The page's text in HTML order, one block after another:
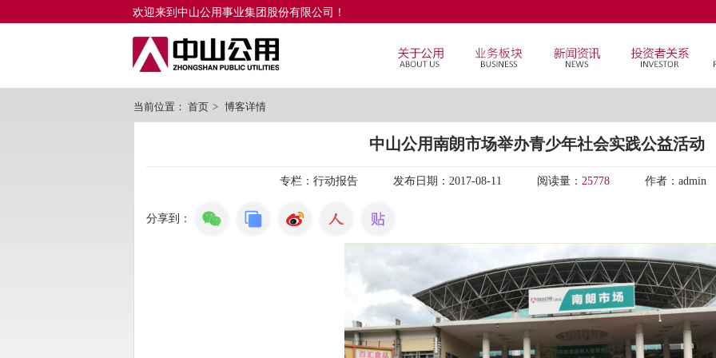
欢迎来到中山公用事业集团股份有限公司！
当前位置： 首页 > 博客详情
中山公用南朗市场举办青少年社会实践公益活动
专栏： 行动报告 发布日期： 2017-08-11 阅读量： 25778 作者： admin
分享到：